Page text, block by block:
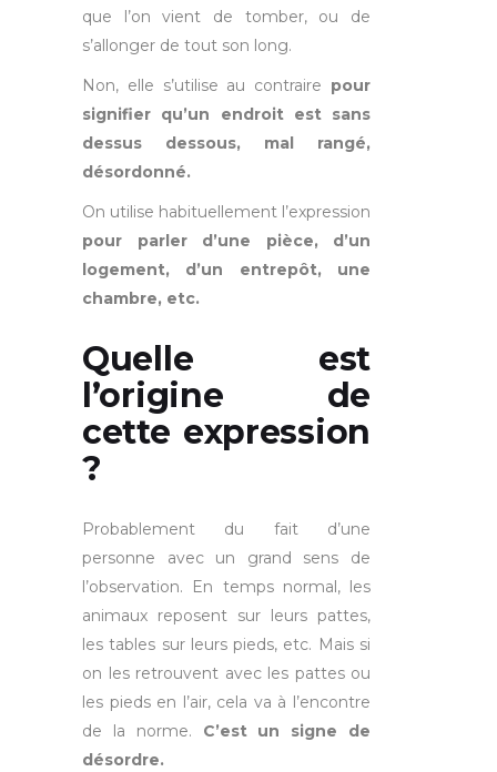
que l’on vient de tomber, ou de
s’allonger de tout son long.
Non, elle s’utilise au contraire pour
signifier qu’un endroit est sans
dessus dessous, mal rangé,
désordonné.
On utilise habituellement l’expression
pour parler d’une pièce, d’un
logement, d’un entrepôt, une
chambre, etc.
Quelle est
l’origine de
cette expression
?
Probablement du fait d’une
personne avec un grand sens de
l’observation. En temps normal, les
animaux reposent sur leurs pattes,
les tables sur leurs pieds, etc. Mais si
on les retrouvent avec les pattes ou
les pieds en l’air, cela va à l’encontre
de la norme. C’est un signe de
désordre.